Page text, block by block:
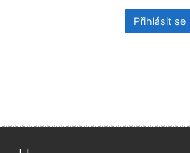
Přihlásit se